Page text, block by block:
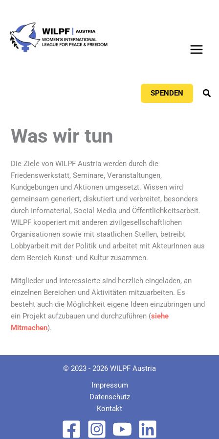
springen
SPENDEN
Was wir tun
Die Ziele von WILPF Austria werden durch die
Friedenswerkstatt, Seminare, Veranstaltungen,
Kundgebungen und Aktionen umgesetzt. Wissen wird
gemeinsam generiert, diskutiert und verbreitet, besonders
durch Infomaterial, Social Media und Öffentlichkeitsarbeit.
WILPF kooperiert mit anderen zivilgesellschaftlichen
Organisationen sowie mit staatlichen Stellen, betreibt
Lobbyarbeit mit der Politik und arbeitet mit AkteurInnen aus
dem Bereich Kunst- und Kultur zusammen.
Mitglieder und Interessierte sind herzlich eingeladen, an
einzelnen Bereichen und Aktivitäten mitzuarbeiten. Es
besteht auch die Möglichkeit eigene Ideen einzubringen und
ein Projekt aufzubauen und durchzuführen (siehe
Mitmachen).
© 2023 - 2026 WILPF Austria
Impressum
Datenschutz
Kontakt